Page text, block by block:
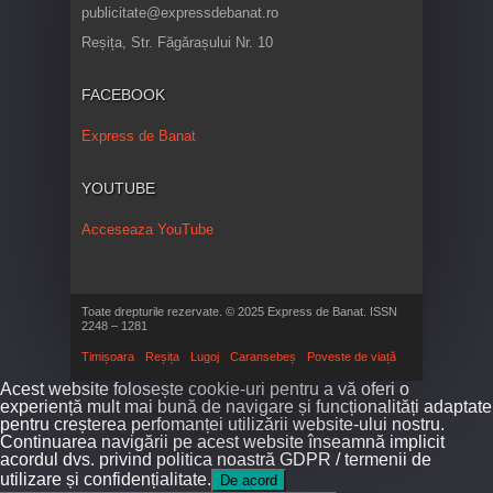
publicitate@expressdebanat.ro
Reșița, Str. Făgărașului Nr. 10
FACEBOOK
Express de Banat
YOUTUBE
Acceseaza YouTube
Toate drepturile rezervate. © 2025 Express de Banat. ISSN
2248 – 1281
Timișoara Reșița Lugoj Caransebeș Poveste de viață
Acest website folosește cookie-uri pentru a vă oferi o
experiență mult mai bună de navigare și funcționalități adaptate
pentru creșterea perfomanței utilizării website-ului nostru.
Continuarea navigării pe acest website înseamnă implicit
acordul dvs. privind politica noastră GDPR / termenii de
utilizare și confidențialitate.
De acord